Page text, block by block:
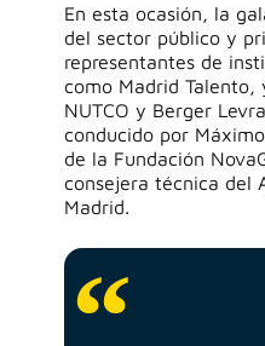
En esta ocasión, la
del sector público y
representantes de
como Madrid Talento,
NUTCO y Berger
conducido por
de la Fundación
consejera técnica del
Madrid.